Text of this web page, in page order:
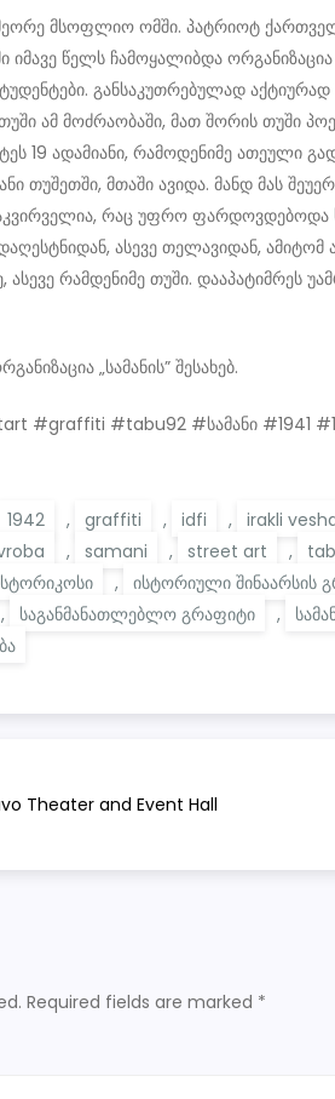
მსოფლიო ომში. პატრიოტ
წელს ჩამოყალიბდა
განსაკუთრებულად
თუში ამ მოძრაობაში, მათ შორის
19 ადამიანი, რამოდენიმე ათეული
თუშეთში, მთაში ავიდა. მანდ მას
რაც უფრო ფარდოვდებოდა
ასევე თელავიდან,
რამდენიმე თუში. დააპატიმრეს
„სამანის” შესახებ.
#graffiti #tabu92 #სამანი #1941
1942 , graffiti , idfi , irakli
, samani , street art ,
, ისტორიული შინაარსის
, საგანმანათლებლო გრაფიტი ,
Theater and Event Hall
Required fields are marked *